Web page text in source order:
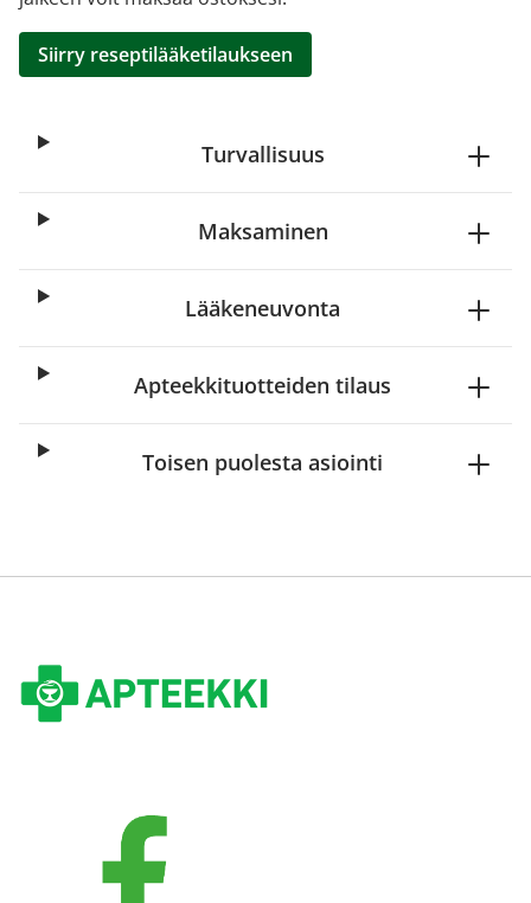
Siirry reseptilääketilaukseen
Turvallisuus
Maksaminen
Lääkeneuvonta
Apteekkituotteiden tilaus
Toisen puolesta asiointi